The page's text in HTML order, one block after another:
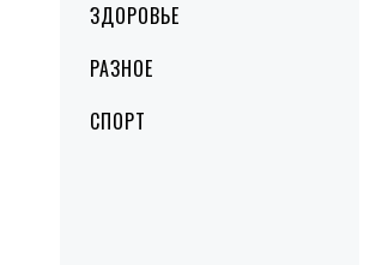
ЗДОРОВЬЕ
РАЗНОЕ
СПОРТ